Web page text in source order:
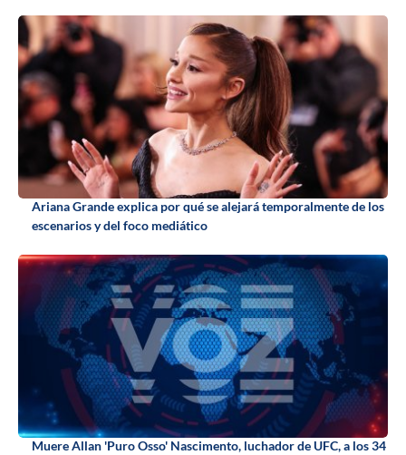
Ariana Grande explica por qué se alejará temporalmente de los
escenarios y del foco mediático
Muere Allan 'Puro Osso' Nascimento, luchador de UFC, a los 34